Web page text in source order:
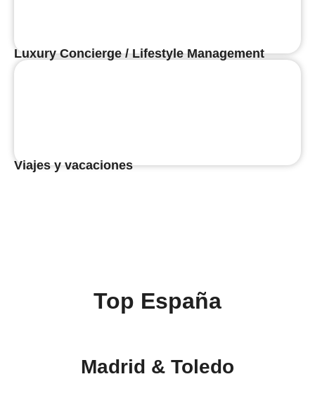
Luxury Concierge / Lifestyle Management
Viajes y vacaciones
Top España
Madrid & Toledo